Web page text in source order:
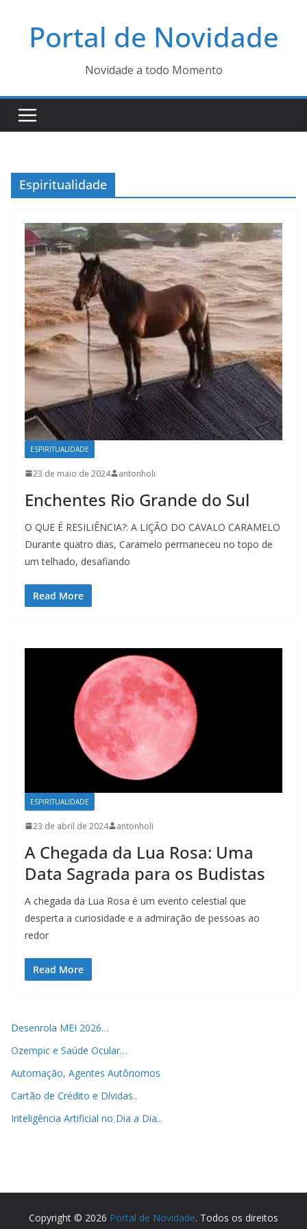
Portal de Novidade
Novidade a todo Momento
Espiritualidade
ESPIRITUALIDADE
23 de maio de 2024 antonholi
Enchentes Rio Grande do Sul
O QUE É RESILIÊNCIA?: A LIÇÃO DO CAVALO CARAMELO
Durante quatro dias, Caramelo permaneceu no topo de
um telhado, desafiando
Read More
ESPIRITUALIDADE
23 de abril de 2024 antonholi
A Chegada da Lua Rosa: Uma
Data Sagrada para os Budistas
A chegada da Lua Rosa é um evento celestial que
desperta a curiosidade e a admiração de pessoas ao
redor
Read More
Desenrola MEI 2026…
Ozempic e Saúde Ocular…
Automação, Agentes Autônomos
Cartão de Crédito e Dívidas..
Inteligência Artificial no Dia a Dia..
Copyright © 2026 Portal de Novidade. Todos os direitos